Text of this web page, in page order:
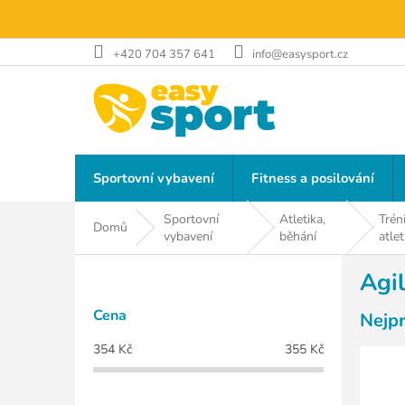
obsah
+420 704 357 641 info@easysport.cz
Sportovní vybavení Fitness a posilování
Domů
Sportovní
vybavení
Atletika,
běhání
P
Cena
354 Kč 355 Kč